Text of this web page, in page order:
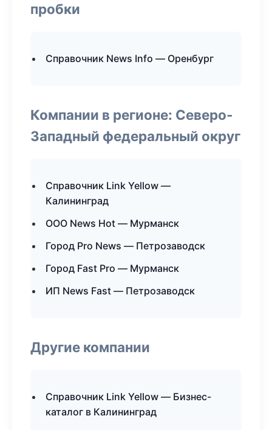
пробки
Справочник News Info — Оренбург
Компании в регионе: Северо-
Западный федеральный округ
Справочник Link Yellow —
Калининград
ООО News Hot — Мурманск
Город Pro News — Петрозаводск
Город Fast Pro — Мурманск
ИП News Fast — Петрозаводск
Другие компании
Справочник Link Yellow — Бизнес-
каталог в Калининград